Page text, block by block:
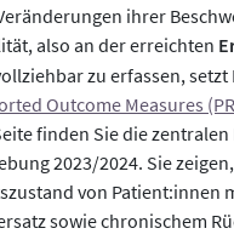
ihrer
also an der erreichten
zu erfassen, setzt
Outcome Measures
finden Sie die
2023/2024. Sie
von Patient:innen
sowie chronischem